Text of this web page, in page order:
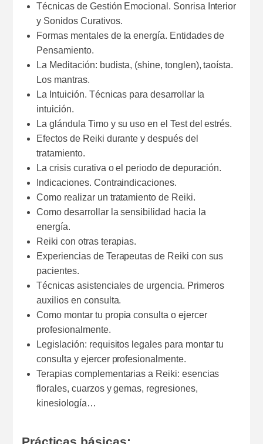
Técnicas de Gestión Emocional. Sonrisa Interior
y Sonidos Curativos.
Formas mentales de la energía. Entidades de
Pensamiento.
La Meditación: budista, (shine, tonglen), taoísta.
Los mantras.
La Intuición. Técnicas para desarrollar la
intuición.
La glándula Timo y su uso en el Test del estrés.
Efectos de Reiki durante y después del
tratamiento.
La crisis curativa o el periodo de depuración.
Indicaciones. Contraindicaciones.
Como realizar un tratamiento de Reiki.
Como desarrollar la sensibilidad hacia la
energía.
Reiki con otras terapias.
Experiencias de Terapeutas de Reiki con sus
pacientes.
Técnicas asistenciales de urgencia. Primeros
auxilios en consulta.
Como montar tu propia consulta o ejercer
profesionalmente.
Legislación: requisitos legales para montar tu
consulta y ejercer profesionalmente.
Terapias complementarias a Reiki: esencias
florales, cuarzos y gemas, regresiones,
kinesiología…